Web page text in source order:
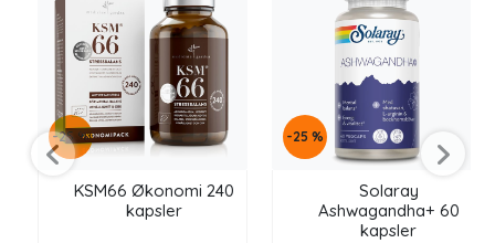
-25 %
KSM66 Økonomi 240
kapsler
-25 %
Solaray
Ashwagandha+ 60
kapsler
Nyheter
Inspirasjon
Merker